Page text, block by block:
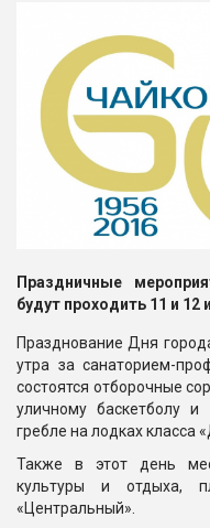
Праздничные
будут проходить 11 и 12
Празднование Дня
утра за санаторием-
состоятся отборочные
уличному баскетболу
гребле на лодках класса
Также в этот день
культуры и отдыха,
«Центральный».